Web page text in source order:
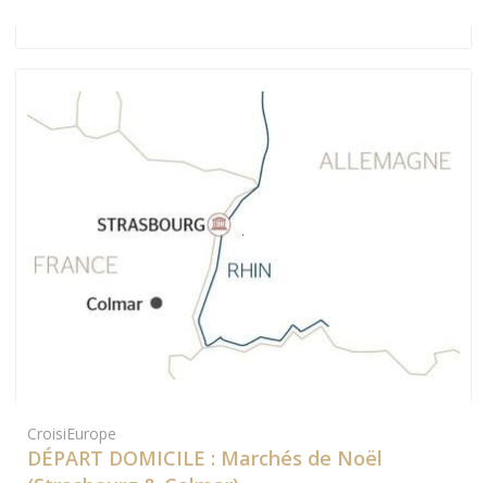
CroisiEurope
DÉPART DOMICILE : Marchés de Noël